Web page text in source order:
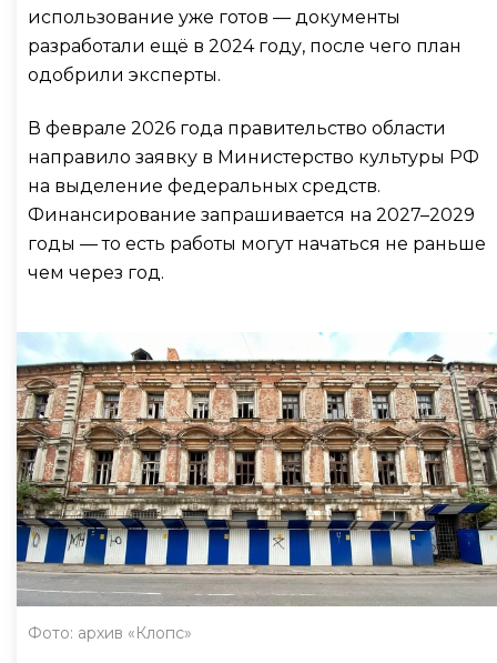
использование уже готов — документы
разработали ещё в 2024 году, после чего план
одобрили эксперты.
В феврале 2026 года правительство области
направило заявку в Министерство культуры РФ
на выделение федеральных средств.
Финансирование запрашивается на 2027–2029
годы — то есть работы могут начаться не раньше
чем через год.
Фото: архив «Клопс»